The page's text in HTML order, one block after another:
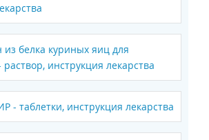
из белка куриных яиц для
раствор, инструкция лекарства
- таблетки, инструкция лекарства